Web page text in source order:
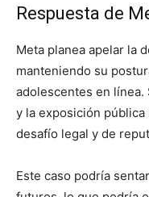
Respuesta de
Meta planea apelar la
manteniendo su
adolescentes en línea.
y la exposición
desafío legal y de
Este caso podría